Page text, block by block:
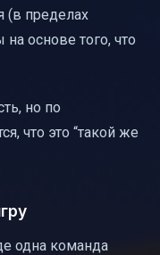
(в пределах
основе того, что
но по
что это “такой же
одна команда